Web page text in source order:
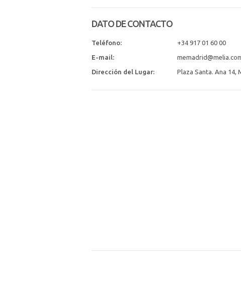
DATO DE CONTACTO
Teléfono: +34 917 01 60 00
E-mail:
Dirección del Lugar: Plaza Santa. Ana 14,